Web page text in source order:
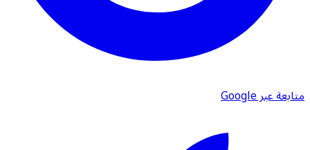
متابعة عبر Google